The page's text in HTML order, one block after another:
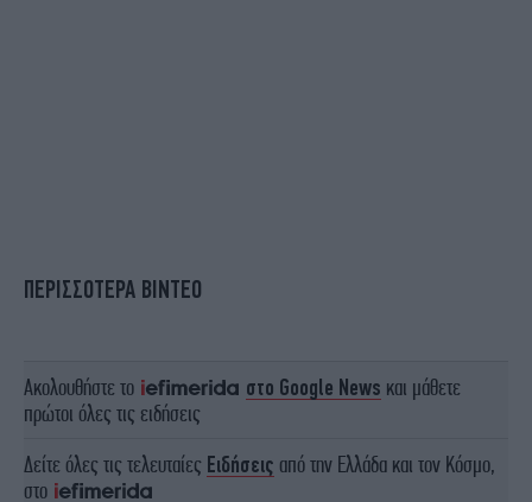
ΠΕΡΙΣΣΟΤΕΡΑ ΒΙΝΤΕΟ
Ακολουθήστε το στο Google News και μάθετε
πρώτοι όλες τις ειδήσεις
Δείτε όλες τις τελευταίες Ειδήσεις από την Ελλάδα και τον Κόσμο,
στο